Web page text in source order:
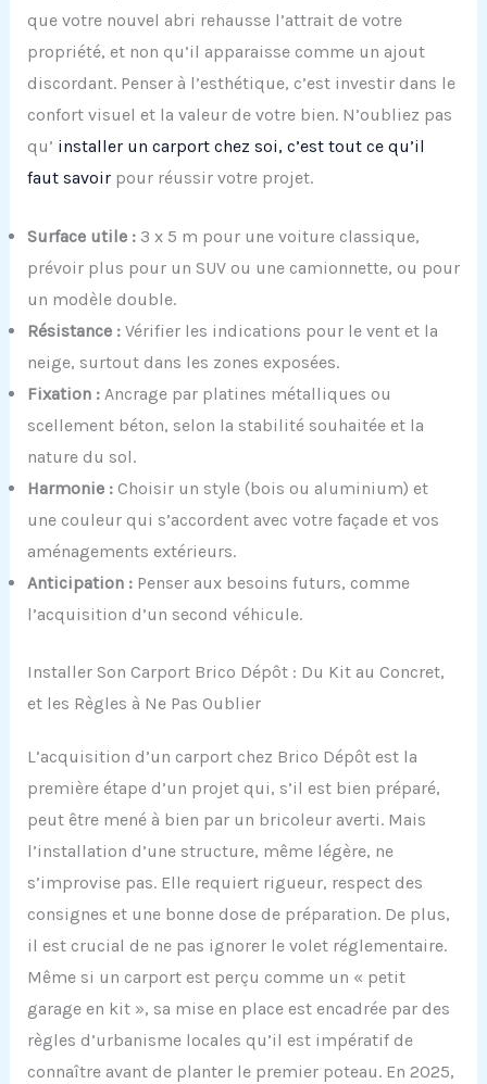
que votre nouvel abri rehausse l’attrait de votre
propriété, et non qu’il apparaisse comme un ajout
discordant. Penser à l’esthétique, c’est investir dans le
confort visuel et la valeur de votre bien. N’oubliez pas
qu’ installer un carport chez soi, c’est tout ce qu’il
faut savoirpour réussir votre projet.
Surface utile :3 x 5 m pour une voiture classique,
prévoir plus pour un SUV ou une camionnette, ou pour
un modèle double.
Résistance :Vérifier les indications pour le vent et la
neige, surtout dans les zones exposées.
Fixation :Ancrage par platines métalliques ou
scellement béton, selon la stabilité souhaitée et la
nature du sol.
Harmonie :Choisir un style (bois ou aluminium) et
une couleur qui s’accordent avec votre façade et vos
aménagements extérieurs.
Anticipation :Penser aux besoins futurs, comme
l’acquisition d’un second véhicule.
Installer Son Carport Brico Dépôt : Du Kit au Concret,
et les Règles à Ne Pas Oublier
L’acquisition d’un carport chez Brico Dépôt est la
première étape d’un projet qui, s’il est bien préparé,
peut être mené à bien par un bricoleur averti. Mais
l’installation d’une structure, même légère, ne
s’improvise pas. Elle requiert rigueur, respect des
consignes et une bonne dose de préparation. De plus,
il est crucial de ne pas ignorer le volet réglementaire.
Même si un carport est perçu comme un « petit
garage en kit », sa mise en place est encadrée par des
règles d’urbanisme locales qu’il est impératif de
connaître avant de planter le premier poteau. En 2025,